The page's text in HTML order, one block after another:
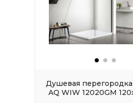
Душевая
AQ WIW 12020GM